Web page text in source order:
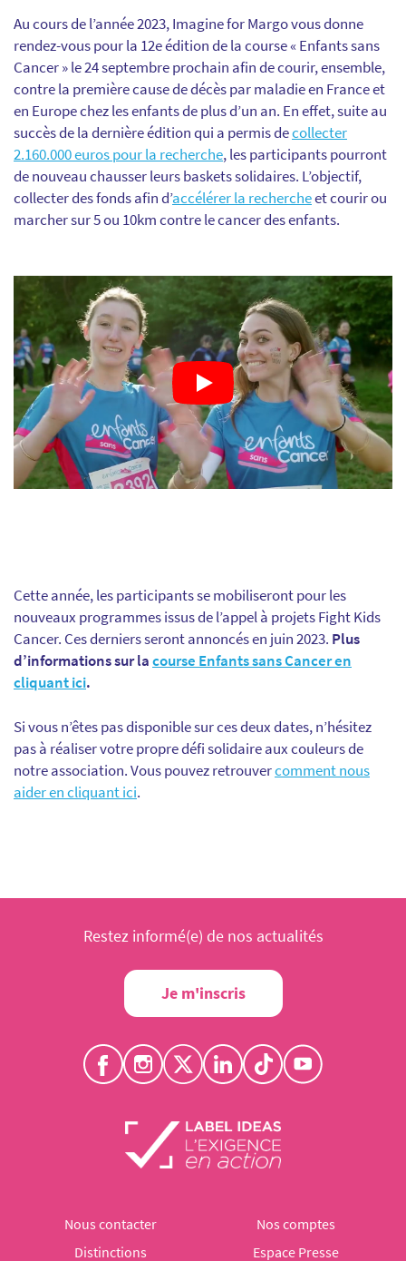
Au cours de l’année 2023, Imagine for Margo vous donne
rendez-vous pour la 12e édition de la course « Enfants sans
Cancer » le 24 septembre prochain afin de courir, ensemble,
contre la première cause de décès par maladie en France et
en Europe chez les enfants de plus d’un an. En effet, suite au
succès de la dernière édition qui a permis decollecter
2.160.000 euros pour la recherche, les participants pourront
de nouveau chausser leurs baskets solidaires. L’objectif,
collecter des fonds afin d’accélérer la rechercheet courir ou
marcher sur 5 ou 10km contre le cancer des enfants.
Cette année, les participants se mobiliseront pour les
nouveaux programmes issus de l’appel à projets Fight Kids
Cancer. Ces derniers seront annoncés en juin 2023. Plus
d’informations sur lacourse Enfants sans Cancer en
cliquant ici.
Si vous n’êtes pas disponible sur ces deux dates, n’hésitez
pas à réaliser votre propre défi solidaire aux couleurs de
notre association. Vous pouvez retrouvercomment nous
aider en cliquant ici.
Restez informé(e) de nos actualités
Je m'inscris
Nous contacter
Nos comptes
Distinctions
Espace Presse